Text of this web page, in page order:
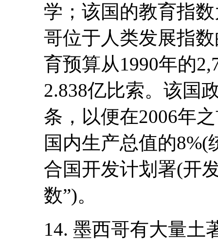
学；该国的教育指
哥位于人类发展指
育预算从1990年的
2.838亿比索。该国
条，以便在2006年
国内生产总值的
合国开发计划署(开
数”)。
14. 墨西哥有大量土